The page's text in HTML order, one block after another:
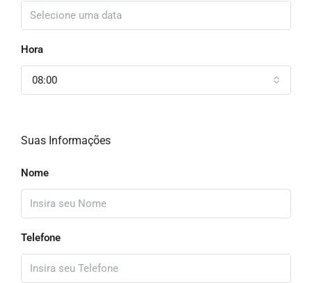
Hora
08:00
Suas Informações
Nome
Telefone